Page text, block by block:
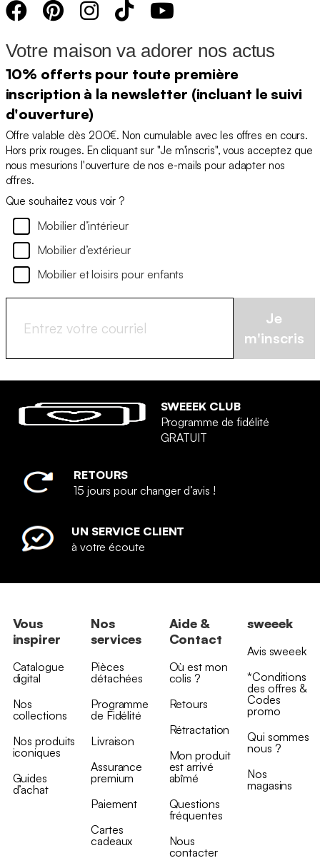
Votre maison va adorer nos actus
10% offerts pour toute première
inscription à la newsletter (incluant le suivi
d'ouverture)
Offre valable dès 200€. Non cumulable avec les offres en cours.
Hors prix rouges. En cliquant sur "Je m'inscris", vous acceptez que
nous mesurions l'ouverture de nos e-mails pour adapter nos
offres.
Que souhaitez vous voir ?
Mobilier d’intérieur
Mobilier d’extérieur
Mobilier et loisirs pour enfants
Je
m'inscris
SWEEEK CLUB
Programme de fidélité
GRATUIT
RETOURS
15 jours pour changer d’avis !
UN SERVICE CLIENT
à votre écoute
Vous
inspirer
Catalogue
digital
Nos
collections
Nos produits
iconiques
Guides
d’achat
Nos
services
Pièces
détachées
Programme
de Fidélité
Livraison
Assurance
premium
Paiement
Cartes
cadeaux
Aide &
Contact
Où est mon
colis ?
Retours
Rétractation
Mon produit
est arrivé
abîmé
Questions
fréquentes
Nous
contacter
sweeek
Avis sweeek
*Conditions
des offres &
Codes
promo
Qui sommes
nous ?
Nos
magasins